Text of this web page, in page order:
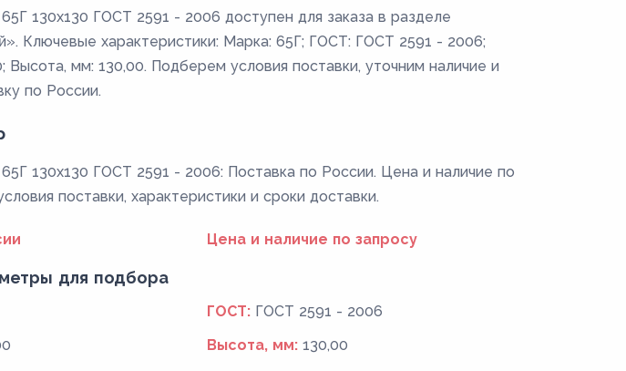
130x130 ГОСТ 2591 - 2006 доступен для заказа в разделе
Ключевые характеристики: Марка: 65Г; ГОСТ: ГОСТ 2591 - 2006;
Высота, мм: 130,00. Подберем условия поставки, уточним наличие и
по России.
130x130 ГОСТ 2591 - 2006: Поставка по России. Цена и наличие по
поставки, характеристики и сроки доставки.
Цена и наличие по запросу
для подбора
ГОСТ: ГОСТ 2591 - 2006
Высота, мм: 130,00